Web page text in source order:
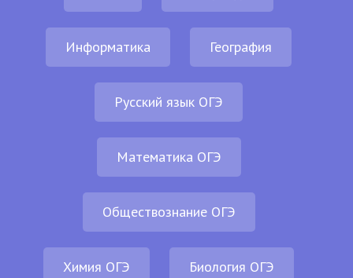
Информатика География
Русский язык ОГЭ
Математика ОГЭ
Обществознание ОГЭ
Химия ОГЭ Биология ОГЭ